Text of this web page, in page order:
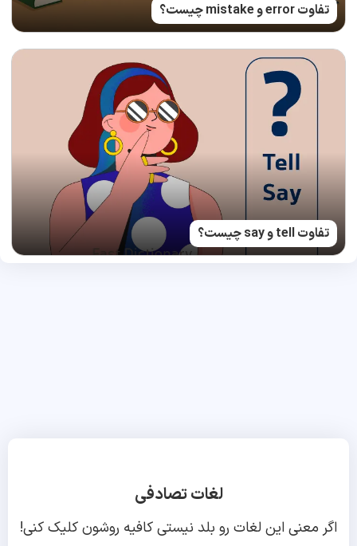
تفاوت error و mistake چیست؟
تفاوت tell و say چیست؟
لغات تصادفی
اگر معنی این لغات رو بلد نیستی کافیه روشون کلیک کنی!